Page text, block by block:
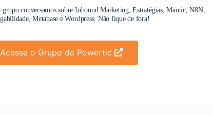
grupo conversamos sobre Inbound Marketing, Estratégias, Mautic, N8N,
Metabase e Wordpress. Não fique de fora!
Acesse o Grupo da Powertic